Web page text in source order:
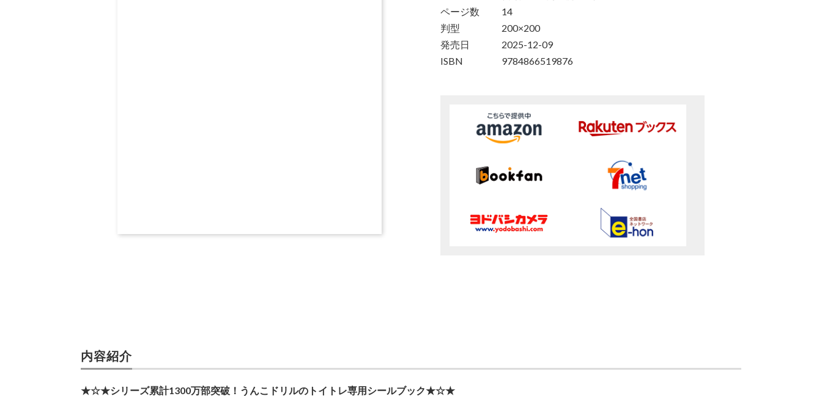
ページ数
14
判型
200×200
発売日
2025-12-09
ISBN
9784866519876
内容紹介
★☆★シリーズ累計1300万部突破！うんこドリルのトイトレ専用シールブック★☆★